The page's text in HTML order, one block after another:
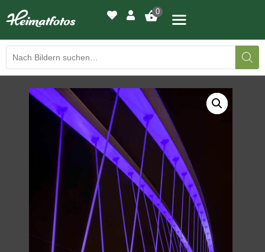
0
BILDERGALERIE
DRUCKQUALITÄTEN
LED-LEUCHTBILDER
WIR DRUCKEN IHR BILD
AUSSTELLUNGEN
HEIMATLICHTER